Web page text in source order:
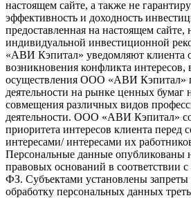
настоящем сайте, а также не
эффективность и доходность
предоставленная на настоящем сайте,
индивидуальной инвестиционной
«АВИ Кэпитал» уведомляют клиента
возникновения конфликта интересов,
осуществления ООО «АВИ Кэпитал»
деятельности на рынке ценных бумаг
совмещения различных видов
деятельности. ООО «АВИ Кэпитал»
приоритета интересов клиента перед
интересами/ интересами их
Персональные данные опубликованы
правовых оснований в соответствии с
ФЗ. Субъектами установлены запреты
обработку персональных данных